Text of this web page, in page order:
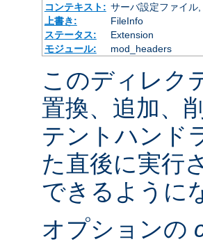
コンテキスト: サーバ設定ファイル
上書き:
FileInfo
ステータス:
Extension
モジュール:
mod_headers
このディレク
置換、追加、
テントハンド
た直後に実行
できるように
オプションの